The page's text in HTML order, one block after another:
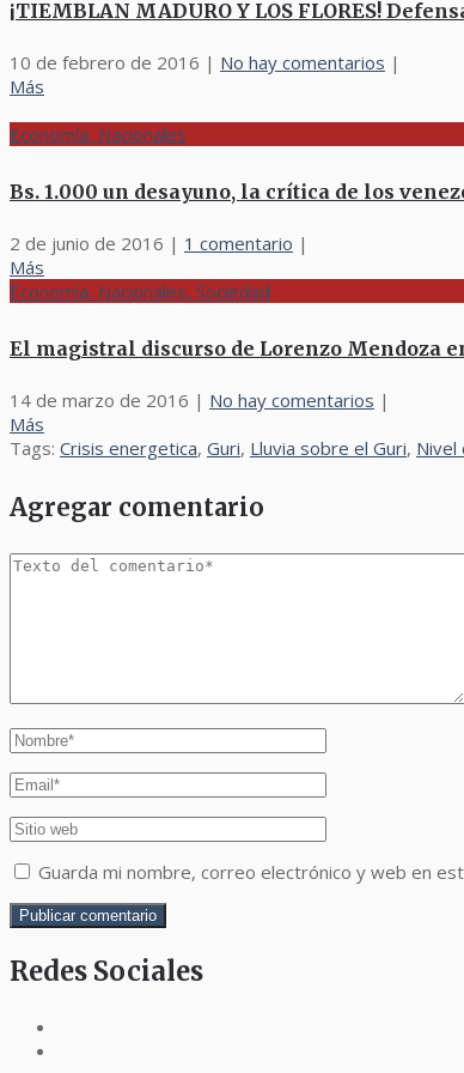
¡TIEMBLAN MADURO Y LOS FLORES!
10 de febrero de 2016 | No hay comentarios |
Más
Economía, Nacionales
Bs. 1.000 un desayuno, la crítica de los
2 de junio de 2016 | 1 comentario |
Más
Economía, Nacionales, Sociedad
El magistral discurso de Lorenzo Mendoza
14 de marzo de 2016 | No hay comentarios |
Más
Tags: Crisis energetica, Guri, Lluvia sobre el Guri, Nivel
Agregar comentario
Guarda mi nombre, correo electrónico y web en
Redes Sociales